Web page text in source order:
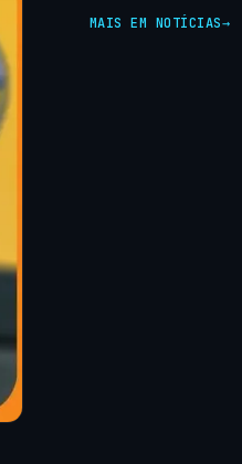
MAIS EM NOTÍCIAS